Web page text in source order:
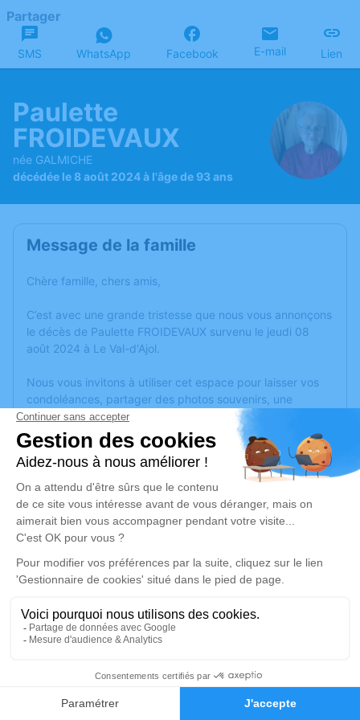
Faire-part Hommages
Partager
SMS WhatsApp Facebook E-mail Lien
Paulette
FROIDEVAUX
née GALMICHE
décédée le 8 août 2024 à l'âge de 93 ans
Message de la famille
Chère famille, chers amis,
C’est avec une grande tristesse que nous vous annonçons
le décès de Paulette FROIDEVAUX survenu le jeudi 08
août 2024 à Le Val-d'Ajol.
Nous vous invitons à utiliser cet espace pour laisser vos
condoléances, partager des photos souvenirs, une
anecdote ou exprimer vos pensées à travers des poèmes
ou des textes. Cet endroit est un lieu d'expression dédié à
honorer la mémoire de Paulette FROIDEVAUX.
Un service de plantation d’arbre hommage estdisponible
ici.
lundi 12 août 2024 à 10h00
Église de Le Val-d'Ajol
Je rends hommage